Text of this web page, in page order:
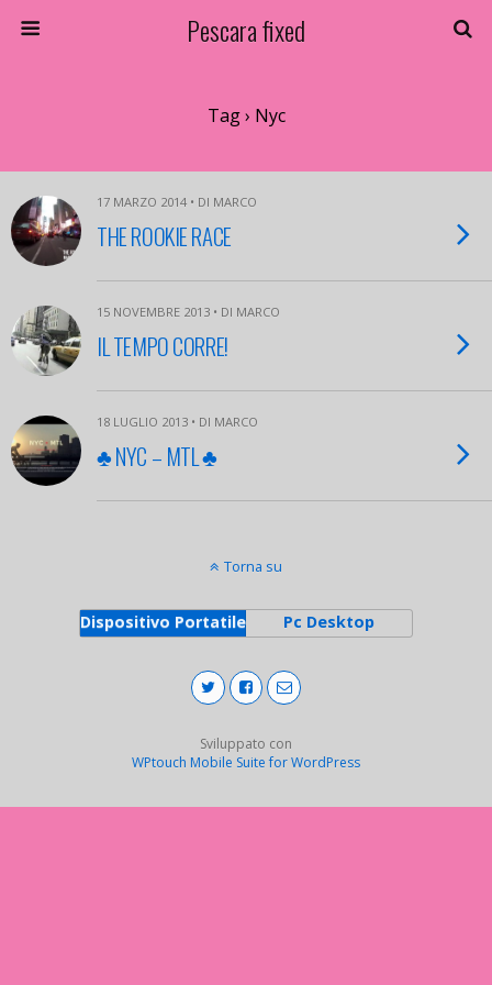
Pescara fixed
Tag › Nyc
17 MARZO 2014 • DI MARCO
THE ROOKIE RACE
15 NOVEMBRE 2013 • DI MARCO
IL TEMPO CORRE!
18 LUGLIO 2013 • DI MARCO
♣ NYC – MTL ♣
Torna su
Dispositivo Portatile Pc Desktop
Sviluppato con
WPtouch Mobile Suite for WordPress